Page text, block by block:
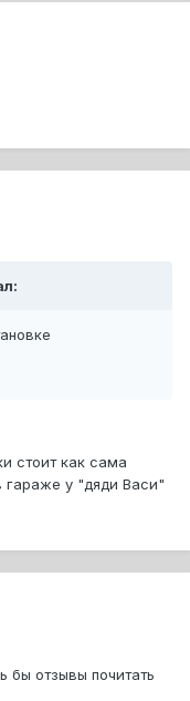
стоит как сама
у "дяди Васи"
бы отзывы почитать